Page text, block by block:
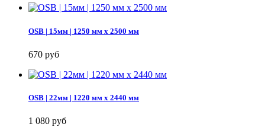
OSB | 15мм | 1250 мм х 2500 мм
670 руб
OSB | 22мм | 1220 мм х 2440 мм
1 080 руб